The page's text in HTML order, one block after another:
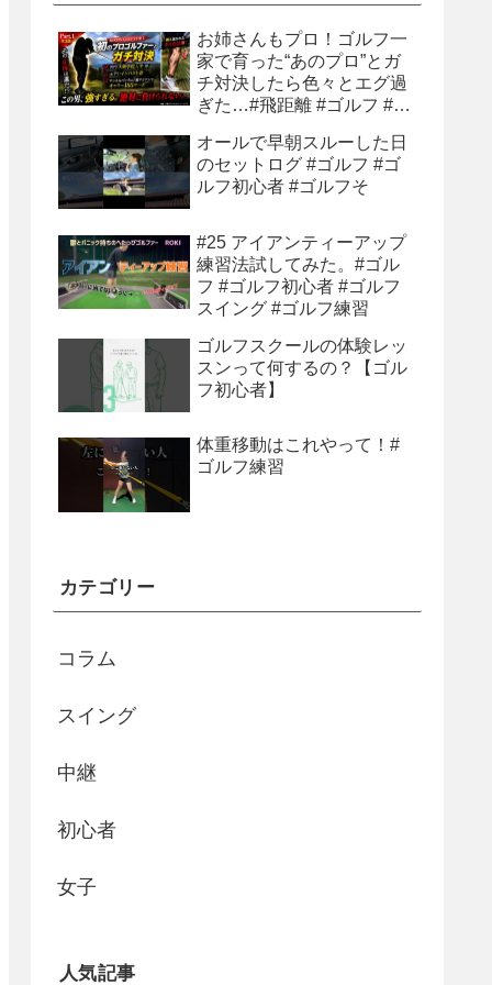
お姉さんもプロ！ゴルフ一
家で育った“あのプロ”とガ
チ対決したら色々とエグ過
ぎた…#飛距離 #ゴルフ #ゴ
ティーショット
オールで早朝スルーした日
のセットログ #ゴルフ #ゴ
ルフ初心者 #ゴルフそ
#25 アイアンティーアップ
練習法試してみた。#ゴル
フ #ゴルフ初心者 #ゴルフ
スイング #ゴルフ練習
ゴルフスクールの体験レッ
スンって何するの？【ゴル
フ初心者】
体重移動はこれやって！#
ゴルフ練習
カテゴリー
コラム
スイング
中継
初心者
女子
人気記事